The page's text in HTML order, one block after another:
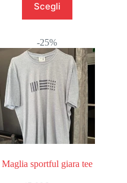
Scegliprodotto
ha
varianti.
Le
opzioni
possono
essere
scelte
pagina
del
prodotto
-25%
Maglia sportful giara tee